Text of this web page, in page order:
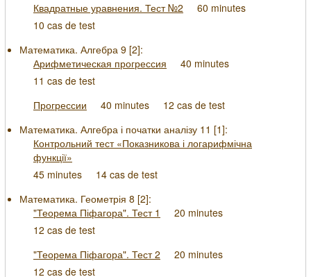
Квадратные уравнения. Тест №2
60 minutes
10 cas de test
Математика. Алгебра 9 [2]:
Арифметическая прогрессия
40 minutes
11 cas de test
Прогрессии
40 minutes
12 cas de test
Математика. Алгебра і початки аналізу 11 [1]:
Контрольний тест «Показникова і логарифмічна
функції»
45 minutes
14 cas de test
Математика. Геометрія 8 [2]:
"Теорема Піфагора". Тест 1
20 minutes
12 cas de test
"Теорема Піфагора". Тест 2
20 minutes
12 cas de test